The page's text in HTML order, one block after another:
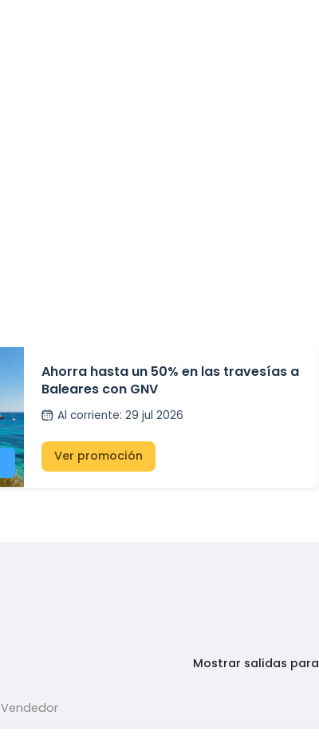
Ahorra hasta un 50% en las travesías a
Baleares con GNV
Al corriente:29 jul 2026
Ver promoción
Mostrar salidas para
Vendedor